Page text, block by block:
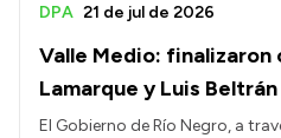
Boletín Oficial
Compras y licitaciones
Consulta de expedientes
Consulta de pago a
Valle Medio: finalizaron
Lamarque y Luis Beltrán
DPA 21 de jul de 2026
El Gobierno de Río Negro, a